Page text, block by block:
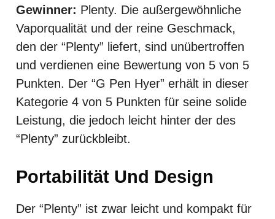
Gewinner: Plenty. Die außergewöhnliche
Vaporqualität und der reine Geschmack,
den der “Plenty” liefert, sind unübertroffen
und verdienen eine Bewertung von 5 von 5
Punkten. Der “G Pen Hyer” erhält in dieser
Kategorie 4 von 5 Punkten für seine solide
Leistung, die jedoch leicht hinter der des
“Plenty” zurückbleibt.
Portabilität Und Design
Der “Plenty” ist zwar leicht und kompakt für